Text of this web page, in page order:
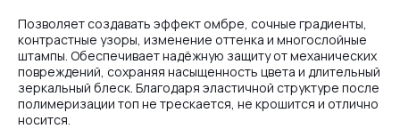
#1
Позволяет создавать эффект омбре, сочные градиенты,
контрастные узоры, изменение оттенка и многослойные
штампы. Обеспечивает надёжную защиту от механических
повреждений, сохраняя насыщенность цвета и длительный
зеркальный блеск. Благодаря эластичной структуре после
полимеризации топ не трескается, не крошится и отлично
носится.